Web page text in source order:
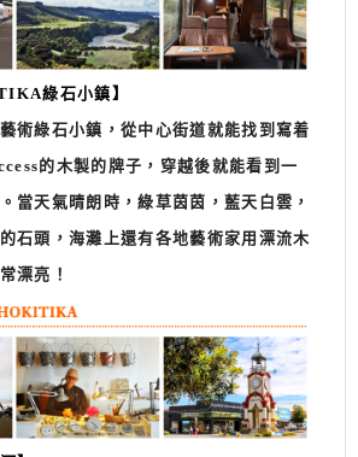
綠石小鎮】
術綠石小鎮，從中心街道就能找到寫着
的木製的牌子，穿越後就能看到一
當天氣晴朗時，綠草茵茵，藍天白雲，
石頭，海灘上還有各地藝術家用漂流木
漂亮！